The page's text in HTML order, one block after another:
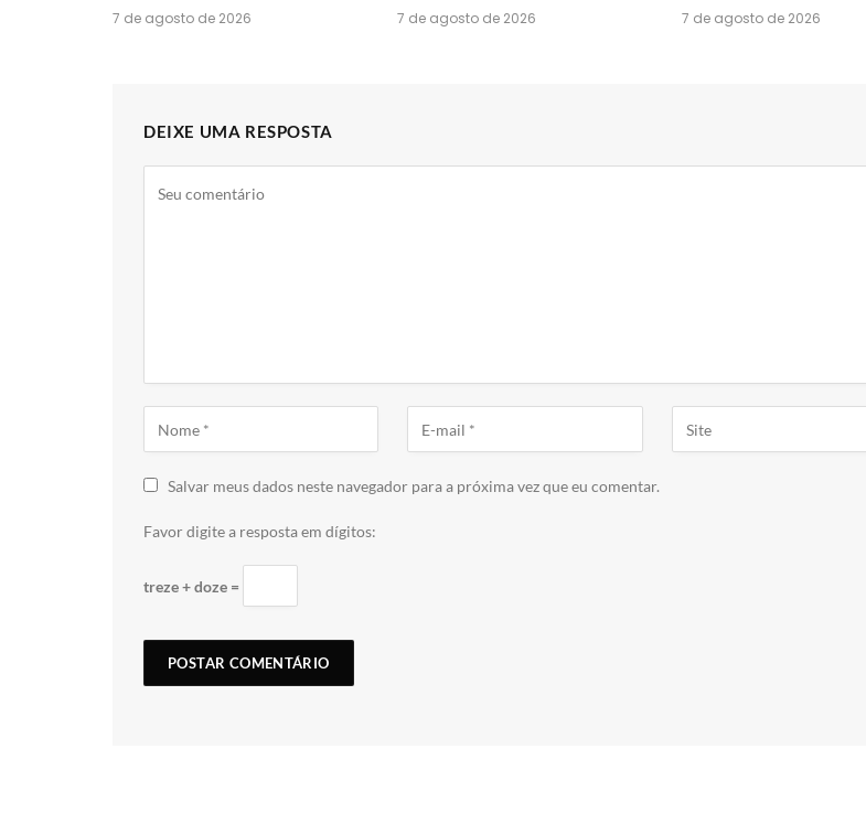
7 de agosto de 2026 7 de agosto de 2026 7 de agosto de 2026
DEIXE UMA RESPOSTA
Salvar meus dados neste navegador para a próxima vez que eu comentar.
Favor digite a resposta em dígitos:
treze + doze =